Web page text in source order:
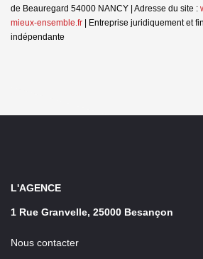
de Beauregard 54000 NANCY | Adresse du site :
mieux-ensemble.fr | Entreprise juridiquement et
indépendante
L'AGENCE
1 Rue Granvelle, 25000 Besançon
Nous contacter